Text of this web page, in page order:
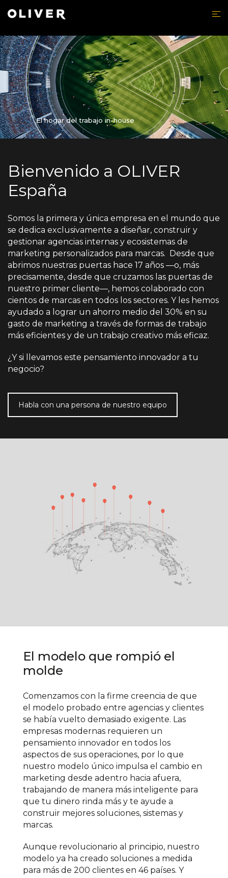
to
El hogar del trabajo in-house
Bienvenido a OLIVER
España
Somos la primera y única empresa en el mundo que
se dedica exclusivamente a diseñar, construir y
gestionar agencias internas y ecosistemas de
marketing personalizados para marcas. Desde que
abrimos nuestras puertas hace 17 años —o, más
precisamente, desde que cruzamos las puertas de
nuestro primer cliente—, hemos colaborado con
cientos de marcas en todos los sectores. Y les hemos
ayudado a lograr un ahorro medio del 30% en su
gasto de marketing a través de formas de trabajo
más eficientes y de un trabajo creativo más eficaz.
¿Y si llevamos este pensamiento innovador a tu
negocio?
Habla con una persona de nuestro equipo
El modelo que rompió el
molde
Comenzamos con la firme creencia de que
el modelo probado entre agencias y clientes
se había vuelto demasiado exigente. Las
empresas modernas requieren un
pensamiento innovador en todos los
aspectos de sus operaciones, por lo que
nuestro modelo único impulsa el cambio en
marketing desde adentro hacia afuera,
trabajando de manera más inteligente para
que tu dinero rinda más y te ayude a
construir mejores soluciones, sistemas y
marcas.
Aunque revolucionario al principio, nuestro
modelo ya ha creado soluciones a medida
para más de 200 clientes en 46 países. Y